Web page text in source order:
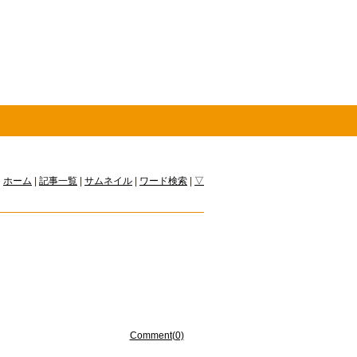
ホーム 記事一覧 サムネイル ワード検索 ▽
Comment(0)